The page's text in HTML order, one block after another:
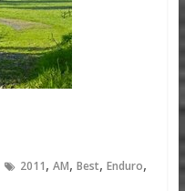
2011, AM, Best, Enduro,